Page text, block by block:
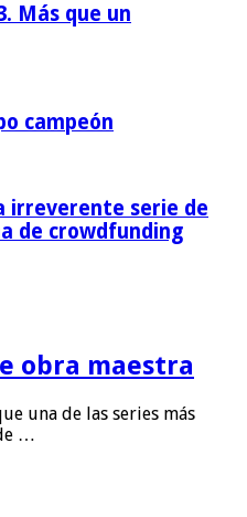
Más que un
campeón
irreverente serie de
de crowdfunding
obra maestra
una de las series más
…